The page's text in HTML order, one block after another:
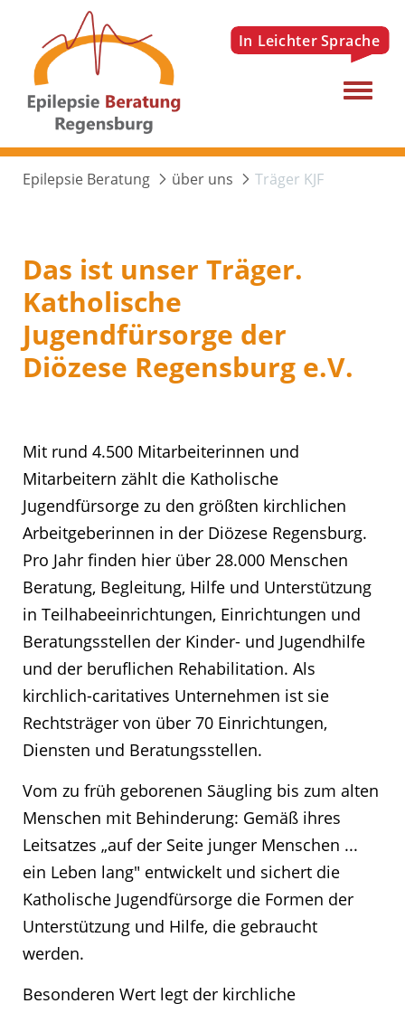
Menu
Epilepsie Beratung über uns Träger KJF
Das ist unser Träger.
Katholische
Jugendfürsorge der
Diözese Regensburg e.V.
Mit rund 4.500 Mitarbeiterinnen und
Mitarbeitern zählt die Katholische
Jugendfürsorge zu den größten kirchlichen
Arbeitgeberinnen in der Diözese Regensburg.
Pro Jahr finden hier über 28.000 Menschen
Beratung, Begleitung, Hilfe und Unterstützung
in Teilhabeeinrichtungen, Einrichtungen und
Beratungsstellen der Kinder- und Jugendhilfe
und der beruflichen Rehabilitation. Als
kirchlich-caritatives Unternehmen ist sie
Rechtsträger von über 70 Einrichtungen,
Diensten und Beratungsstellen.
Vom zu früh geborenen Säugling bis zum alten
Menschen mit Behinderung: Gemäß ihres
Leitsatzes „auf der Seite junger Menschen ...
ein Leben lang" entwickelt und sichert die
Katholische Jugendfürsorge die Formen der
Unterstützung und Hilfe, die gebraucht
werden.
Besonderen Wert legt der kirchliche